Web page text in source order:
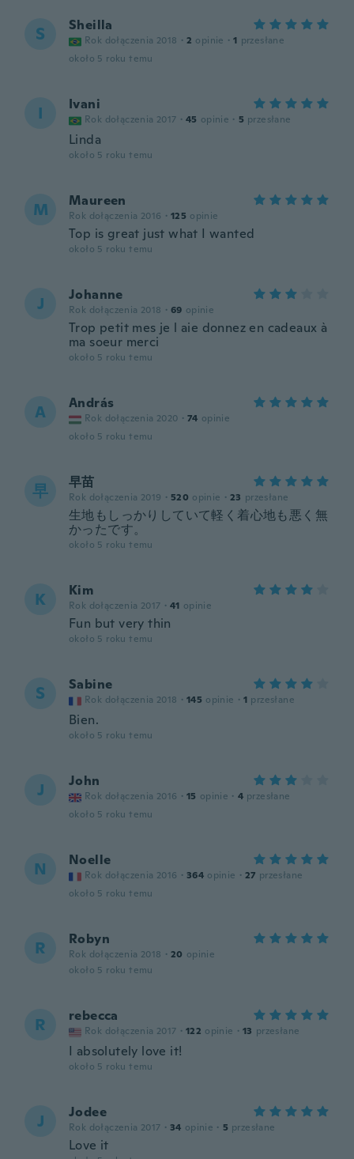
S Sheilla
Rok dołączenia 2018 · 2 opinie · 1 przesłane
około 5 roku temu
I Ivani
Rok dołączenia 2017 · 45 opinie · 5 przesłane
Linda
około 5 roku temu
M Maureen
Rok dołączenia 2016 · 125 opinie
Top is great just what I wanted
około 5 roku temu
J Johanne
Rok dołączenia 2018 · 69 opinie
Trop petit mes je l aie donnez en cadeaux à
ma soeur merci
około 5 roku temu
A András
Rok dołączenia 2020 · 74 opinie
około 5 roku temu
早 早苗
Rok dołączenia 2019 · 520 opinie · 23 przesłane
生地もしっかりしていて軽く着心地も悪く無
かったです。
około 5 roku temu
K Kim
Rok dołączenia 2017 · 41 opinie
Fun but very thin
około 5 roku temu
S Sabine
Rok dołączenia 2018 · 145 opinie · 1 przesłane
Bien.
około 5 roku temu
J John
Rok dołączenia 2016 · 15 opinie · 4 przesłane
około 5 roku temu
N Noelle
Rok dołączenia 2016 · 364 opinie · 27 przesłane
około 5 roku temu
R Robyn
Rok dołączenia 2018 · 20 opinie
około 5 roku temu
R rebecca
Rok dołączenia 2017 · 122 opinie · 13 przesłane
I absolutely love it!
około 5 roku temu
J Jodee
Rok dołączenia 2017 · 34 opinie · 5 przesłane
Love it